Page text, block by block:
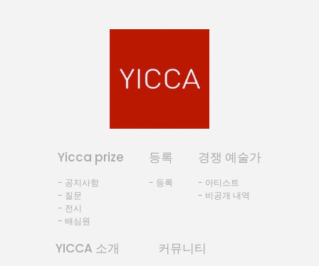
Yicca prize
- 공지사항
- 질문
- 전시
- 배심원
등록
- 등록
경쟁 예술가
- 아티스트
- 비공개 내역
YICCA 소개 커뮤니티